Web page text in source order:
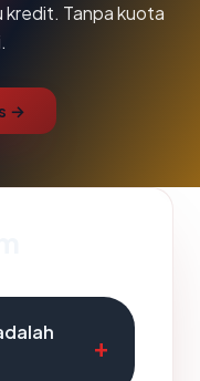
kredit. Tanpa kuota
→